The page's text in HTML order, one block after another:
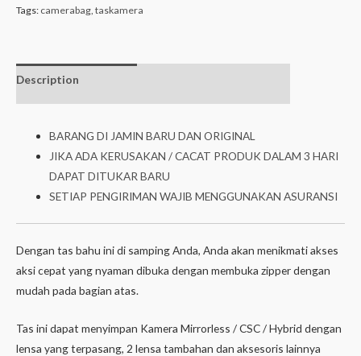
Tags: camerabag, taskamera
Description
BARANG DI JAMIN BARU DAN ORIGINAL
JIKA ADA KERUSAKAN / CACAT PRODUK DALAM 3 HARI
DAPAT DITUKAR BARU
SETIAP PENGIRIMAN WAJIB MENGGUNAKAN ASURANSI
Dengan tas bahu ini di samping Anda, Anda akan menikmati akses
aksi cepat yang nyaman dibuka dengan membuka zipper dengan
mudah pada bagian atas.
Tas ini dapat menyimpan Kamera Mirrorless / CSC / Hybrid dengan
lensa yang terpasang, 2 lensa tambahan dan aksesoris lainnya